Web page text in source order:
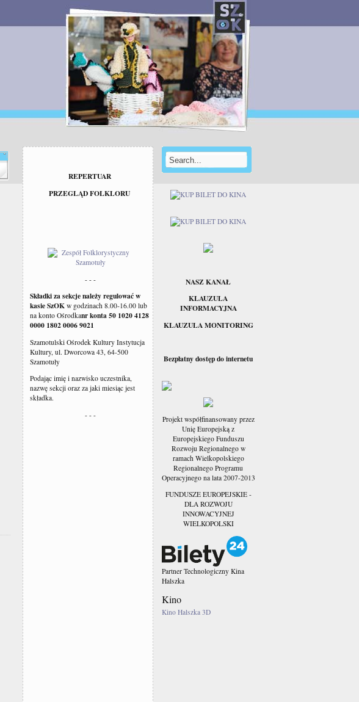
REPERTUAR
PRZEGLĄD FOLKLORU
- - -
Składki za sekcje należy regulować w
kasie SzOK w godzinach 8.00-16.00 lub
na konto Ośrodkanr konta 50 1020 4128
0000 1802 0006 9021
Szamotulski Ośrodek Kultury Instytucja
Kultury, ul. Dworcowa 43, 64-500
Szamotuły
Podając imię i nazwisko uczestnika,
nazwę sekcji oraz za jaki miesiąc jest
składka.
- - -
NASZ KANAŁ
KLAUZULA
INFORMACYJNA
KLAUZULA MONITORING
Bezpłatny dostęp do internetu
Projekt współfinansowany przez
Unię Europejską z
Europejskiego Funduszu
Rozwoju Regionalnego w
ramach Wielkopolskiego
Regionalnego Programu
Operacyjnego na lata 2007-2013
FUNDUSZE EUROPEJSKIE -
DLA ROZWOJU
INNOWACYJNEJ
WIELKOPOLSKI
Partner Technologiczny Kina
Halszka
Kino
Kino Halszka 3D